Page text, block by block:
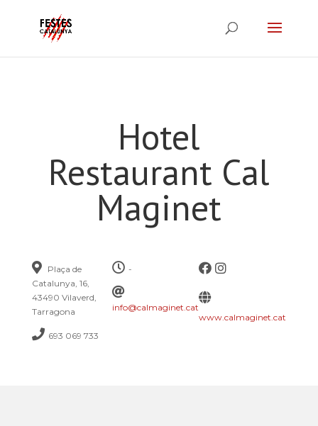
Hotel
Restaurant Cal
Maginet
Plaça de
Catalunya, 16,
43490 Vilaverd,
Tarragona
693 069 733
-
info@calmaginet.cat
www.calmaginet.cat